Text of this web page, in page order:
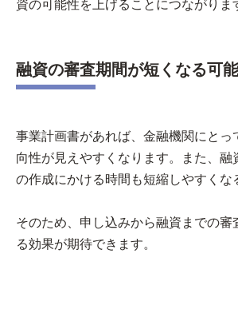
資の可能性を上げることにつながりま
融資の審査期間が短くなる可
事業計画書があれば、金融機関にとっ
向性が見えやすくなります。また、融
の作成にかける時間も短縮しやすくな
そのため、申し込みから融資までの審
る効果が期待できます。